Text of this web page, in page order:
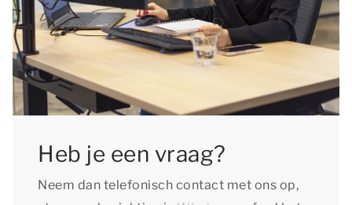
Heb je een vraag?
Neem dan telefonisch contact met ons op,